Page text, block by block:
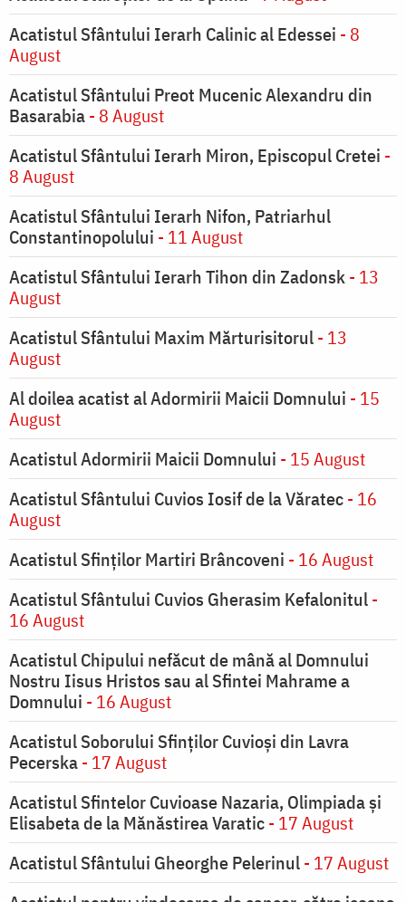
Acatistul Sfântului Ierarh Calinic al Edessei - 8
August
Acatistul Sfântului Preot Mucenic Alexandru din
Basarabia- 8 August
Acatistul Sfântului Ierarh Miron, Episcopul Cretei -
8 August
Acatistul Sfântului Ierarh Nifon, Patriarhul
Constantinopolului - 11 August
Acatistul Sfântului Ierarh Tihon din Zadonsk- 13
August
Acatistul Sfântului Maxim Mărturisitorul- 13
August
Al doilea acatist al Adormirii Maicii Domnului - 15
August
Acatistul Adormirii Maicii Domnului - 15 August
Acatistul Sfântului Cuvios Iosif de la Văratec- 16
August
Acatistul Sfinților Martiri Brâncoveni - 16 August
Acatistul Sfântului Cuvios Gherasim Kefalonitul-
16 August
Acatistul Chipului nefăcut de mână al Domnului
Nostru Iisus Hristos sau al Sfintei Mahrame a
Domnului - 16 August
Acatistul Soborului Sfinților Cuvioși din Lavra
Pecerska- 17 August
Acatistul Sfintelor Cuvioase Nazaria, Olimpiada și
Elisabeta de la Mănăstirea Varatic- 17 August
Acatistul Sfântului Gheorghe Pelerinul- 17 August